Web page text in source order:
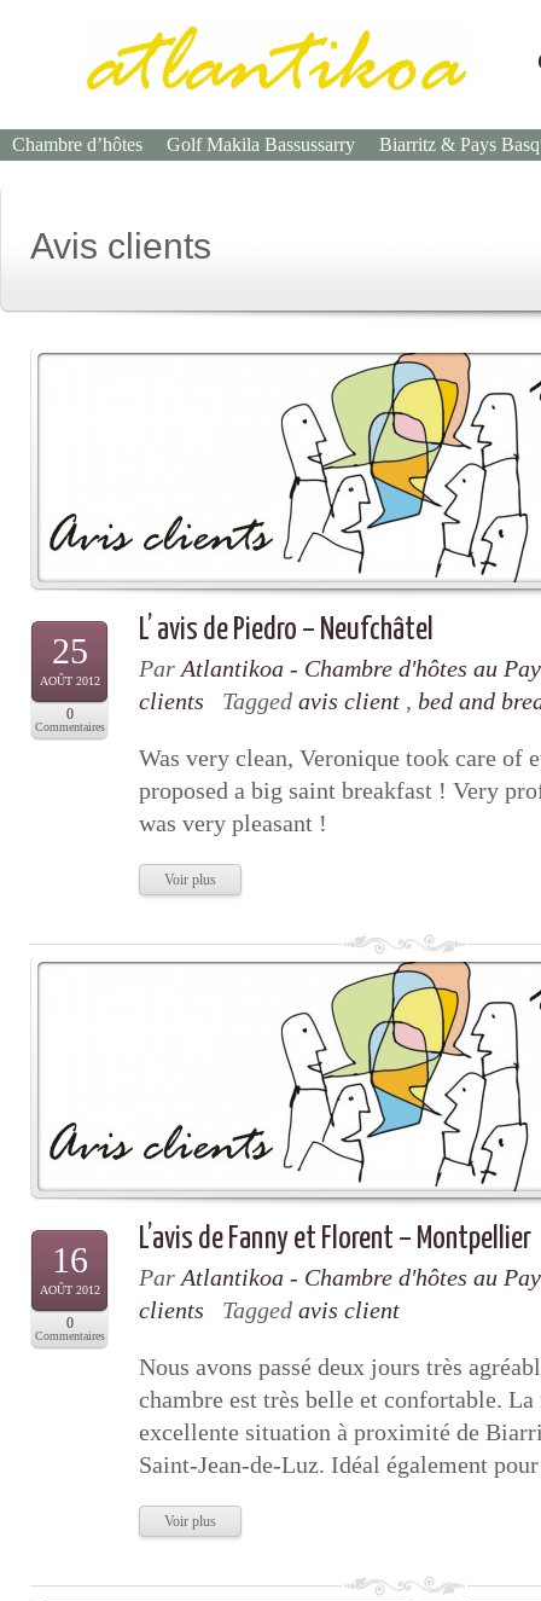
Chambre d’hôtes Golf Makila Bassussarry Biarritz & Pays
Avis clients
L’ avis de Piedro – Neufchâtel
Par Atlantikoa - Chambre d'hôtes au
clients
Tagged avis client , bed and
25
AOÛT 2012
0
Commentaires
Was very clean, Veronique took care of
proposed a big saint breakfast ! Very
was very pleasant !
Voir plus
L’avis de Fanny et Florent – Montpellier
Par Atlantikoa - Chambre d'hôtes au
clients
Tagged avis client
16
AOÛT 2012
0
Commentaires
Nous avons passé deux jours très
chambre est très belle et confortable. La
excellente situation à proximité de
Saint-Jean-de-Luz. Idéal également
Voir plus